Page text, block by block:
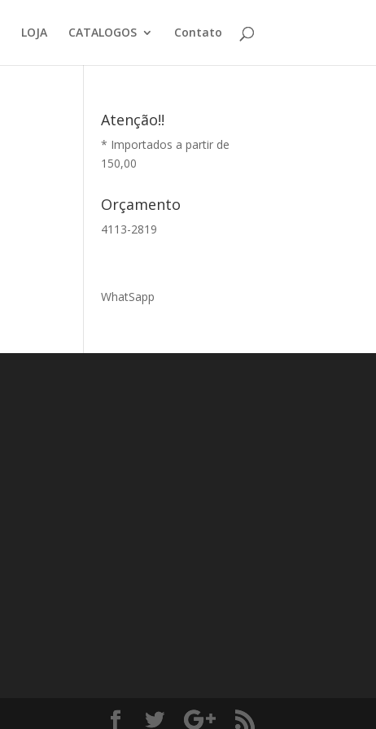
LOJA CATALOGOS Contato
Atenção!!
* Importados a partir de
150,00
Orçamento
4113-2819
WhatSapp